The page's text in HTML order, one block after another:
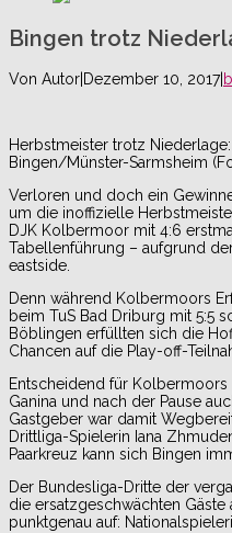
Bingen trotz
Von Autor|Dezember 10, 2017|
Herbstmeister trotz
Bingen/Münster-Sarmsheim
Verloren und doch ein
um die inoffizielle
DJK Kolbermoor mit 4:6
Tabellenführung – aufgrund
eastside.
Denn während Kolbermoors
beim TuS Bad Driburg mit 5:5
Böblingen erfüllten sich die
Chancen auf die Play-off-
Entscheidend für Kolbermoors
Ganina und nach der Pause
Gastgeber war damit
Drittliga-Spielerin Iana
Paarkreuz kann sich Bingen
Der Bundesliga-Dritte der
die ersatzgeschwächten
punktgenau auf: